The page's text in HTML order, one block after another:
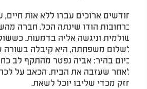
חודשים ארוכים עברו ללא אות
ברחובות הודו שינתה הכל. חברה
שולמית וניגשה אליה בדמעות.
לשלום משפחתה, היא קיבלה
ביום בהיר: אביה נפטר מהתקף לב
לאחר שעזבה את הבית. הכאב על
חזק מכדי שליבו יוכל לשאת.